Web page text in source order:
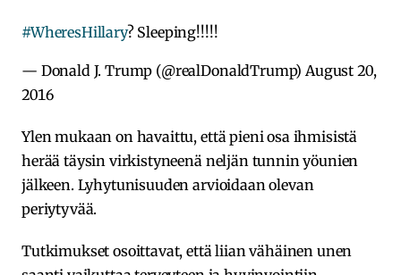
#WheresHillary? Sleeping!!!!!
— Donald J. Trump (@realDonaldTrump) August 20,
2016
Ylen mukaan on havaittu, että pieni osa ihmisistä
herää täysin virkistyneenä neljän tunnin yöunien
jälkeen. Lyhytunisuuden arvioidaan olevan
periytyvää.
Tutkimukset osoittavat, että liian vähäinen unen